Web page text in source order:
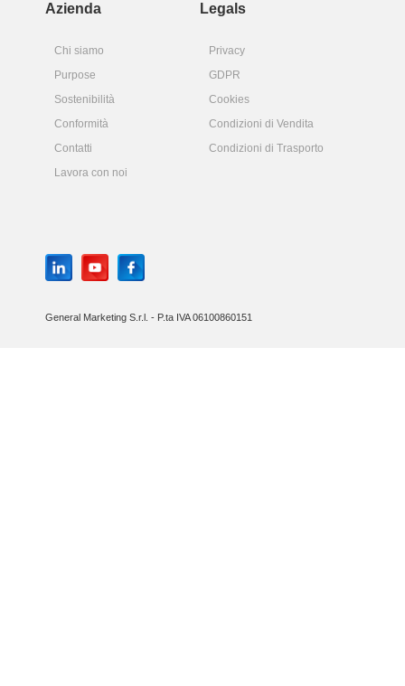
Azienda Legals
Chi siamo
Privacy
Purpose
GDPR
Sostenibilità
Cookies
Conformità
Condizioni di Vendita
Contatti
Condizioni di Trasporto
Lavora con noi
General Marketing S.r.l. - P.ta IVA 06100860151